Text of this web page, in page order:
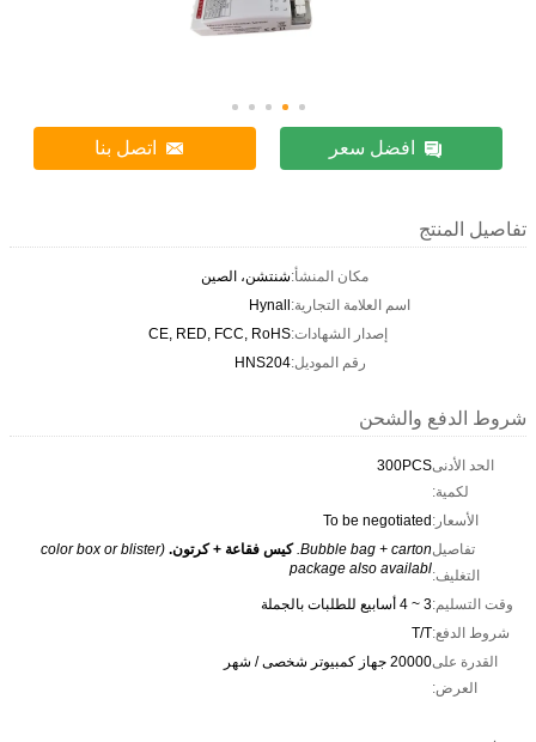
افضل سعر اتصل بنا
تفاصيل المنتج
مكان المنشأ:شنتشن، الصين
اسم العلامة التجارية:Hynall
إصدار الشهادات:CE, RED, FCC, RoHS
رقم الموديل:HNS204
شروط الدفع والشحن
الحد الأدنى
لكمية:
300PCS
الأسعار:To be negotiated
تفاصيل
التغليف:
Bubble bag + carton. كيس فقاعة + كرتون. (color box or blister
package also availabl
وقت التسليم:3 ~ 4 أسابيع للطلبات بالجملة
شروط الدفع:T/T
القدرة على
العرض:
20000 جهاز كمبيوتر شخصى / شهر